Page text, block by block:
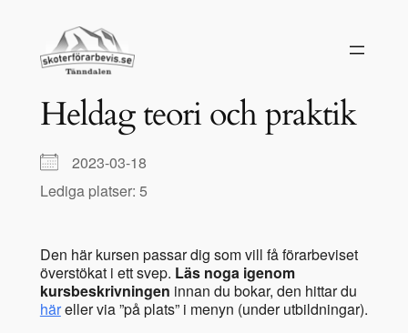
innehåll
Heldag teori och praktik
2023-03-18
Lediga platser: 5
Den här kursen passar dig som vill få förarbeviset
överstökat i ett svep. Läs noga igenom
kursbeskrivningen innan du bokar, den hittar du
häreller via ”på plats” i menyn (under utbildningar).